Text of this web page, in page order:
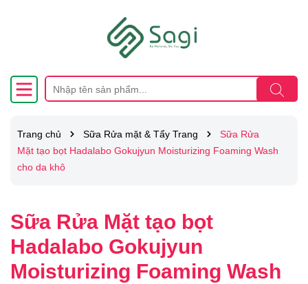
Trang chủ Sữa Rửa mặt & Tẩy Trang
Sữa Rửa
Mặt tạo bọt Hadalabo Gokujyun Moisturizing Foaming Wash
cho da khô
Sữa Rửa Mặt tạo bọt
Hadalabo Gokujyun
Moisturizing Foaming Wash